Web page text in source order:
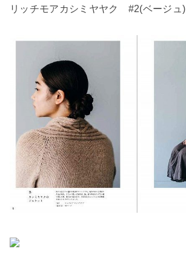
リッチモアカシミヤヤク #2(ベージュ)